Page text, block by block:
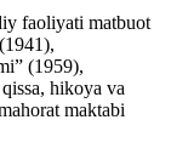
faoliyati matbuot
(1959),
hikoya va
maktabi